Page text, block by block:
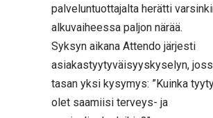
palveluntuottajalta herätti
alkuvaiheessa paljon närää.
Syksyn aikana Attendo järjesti
asiakastyytyväisyyskyselyn,
tasan yksi kysymys: ”Kuinka
olet saamiisi terveys- ja